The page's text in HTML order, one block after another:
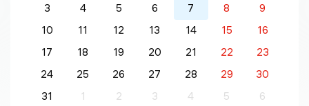
3
4 5 6 7 8
9
10
11 12 13 14 15
16
17
18 19 20 21 22
23
24
25 26 27 28 29
30
31
1 2 3 4 5 6